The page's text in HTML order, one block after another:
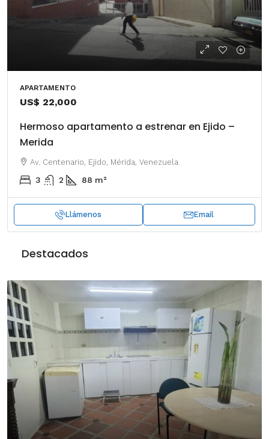
APARTAMENTO
US$ 22,000
Hermoso apartamento a estrenar en Ejido –
Merida
Av. Centenario, Ejido, Mérida, Venezuela
3 2 88 m²
Llámenos Email
Destacados